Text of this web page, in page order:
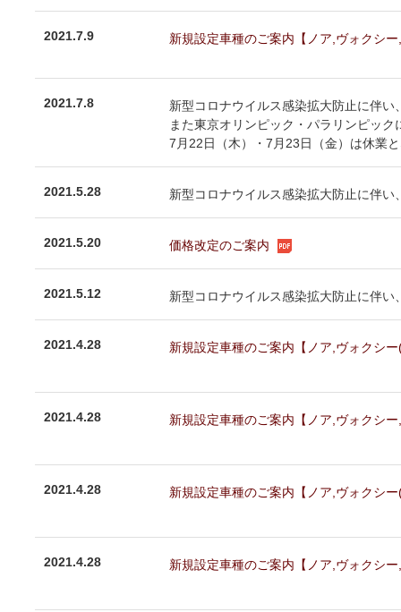
2021.7.9 新規設定車種のご案内【ノア,ヴォクシ
2021.7.8
新型コロナウイルス感染拡大防止に伴
また東京オリンピック・パラリンピッ
7月22日（木）・7月23日（金）は休業
2021.5.28 新型コロナウイルス感染拡大防止に伴
2021.5.20 価格改定のご案内
2021.5.12 新型コロナウイルス感染拡大防止に伴
2021.4.28 新規設定車種のご案内【ノア,ヴォクシ
2021.4.28 新規設定車種のご案内【ノア,ヴォクシ
2021.4.28 新規設定車種のご案内【ノア,ヴォクシ
2021.4.28 新規設定車種のご案内【ノア,ヴォクシ